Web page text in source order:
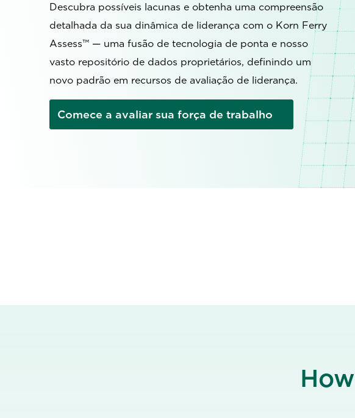
Descubra possíveis lacunas e obtenha uma compreensão
detalhada da sua dinâmica de liderança com o Korn Ferry
Assess™ — uma fusão de tecnologia de ponta e nosso
vasto repositório de dados proprietários, definindo um
novo padrão em recursos de avaliação de liderança.
Comece a avaliar sua força de trabalho
How